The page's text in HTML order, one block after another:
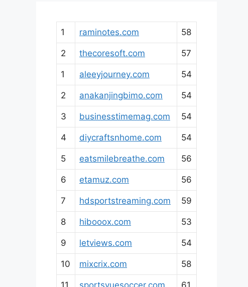
1 raminotes.com 58
2 thecoresoft.com 57
1 aleeyjourney.com 54
2 anakanjingbimo.com 54
3 businesstimemag.com 54
4 diycraftsnhome.com 54
5 eatsmilebreathe.com 56
6 etamuz.com 56
7 hdsportstreaming.com 59
8 hibooox.com 53
9 letviews.com 54
10 mixcrix.com 58
11 sportsvuesoccer.com 61